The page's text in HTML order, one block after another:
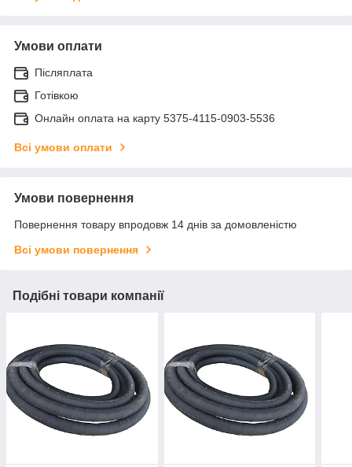
Умови оплати
Післяплата
Готівкою
Онлайн оплата на карту 5375-4115-0903-5536
Всі умови оплати
Умови повернення
Повернення товару впродовж 14 днів за домовленістю
Всі умови повернення
Подібні товари компанії